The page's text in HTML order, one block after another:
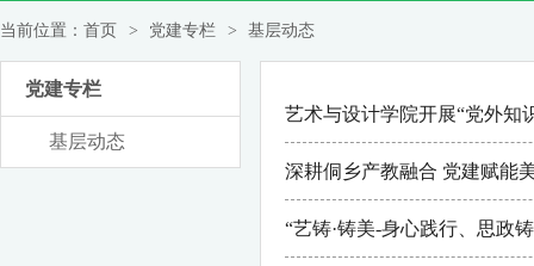
当前位置： 首页 > 党建专栏 > 基层动态
党建专栏
基层动态
艺术与设计学院开展“党外知
深耕侗乡产教融合 党建赋能
“艺铸·铸美-身心践行、思政